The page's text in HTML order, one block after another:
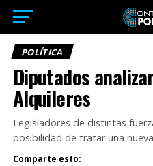
POLÍTICA
Diputados
Alquileres
Legisladores de distintas
posibilidad de tratar una
Comparte esto: